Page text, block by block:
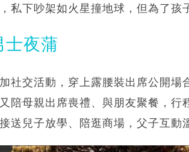
私下吵架如火星撞地球，但為了孩
士夜蒲
社交活動，穿上露腰裝出席公開場
陪母親出席喪禮、與朋友聚餐，行
送兒子放學、陪逛商場，父子互動